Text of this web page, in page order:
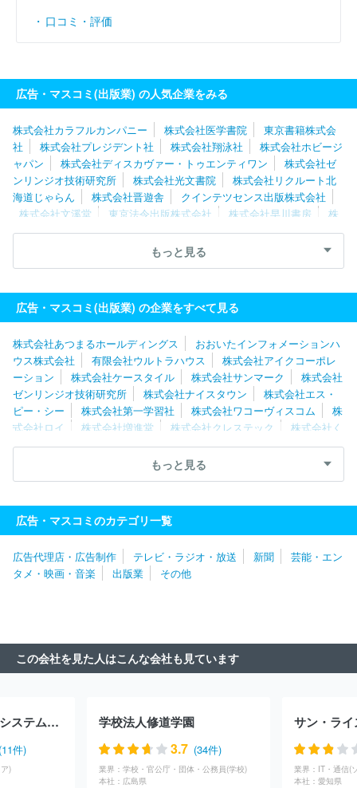
口コミ・評価
広告・マスコミ(出版業) の人気企業をみる
株式会社カラフルカンパニー 株式会社医学書院
東京書籍株式会
社
株式会社プレジデント社 株式会社翔泳社
株式会社ホビージ
ャパン
株式会社ディスカヴァー・トゥエンティワン
株式会社ゼ
ンリンジオ技術研究所
株式会社光文書院
株式会社リクルート北
海道じゃらん
株式会社晋遊舎
クインテツセンス出版株式会社
株式会社文溪堂
東京法令出版株式会社 株式会社早川書房
株
式会社増進堂
株式会社エス・ピー・シー
ＭＢＫ Ｗｅｌｌｎｅ
有限会社ウルトラハウス
株式会社アイクコーポレ
ーション
会社じほう
株式会社日本入試センター 株式会社くもん出版
株
式会社扶桑社
株式会社ぎょうせい
もっと見る
広告・マスコミ(出版業) の企業をすべて見る
株式会社あつまるホールディングス
おおいたインフォメーションハ
ウス株式会社
有限会社ウルトラハウス
株式会社アイクコーポレ
ーション
株式会社ケースタイル 株式会社サンマーク
株式会社
ゼンリンジオ技術研究所
株式会社ナイスタウン
株式会社エス・
ピー・シー
株式会社第一学習社 株式会社ワコーヴィスコム
株
式会社ロイ
株式会社増進堂 株式会社クレステック
株式会社く
もん出版
数研出版株式会社 株式会社カラフルカンパニー
東京
株式会社ジェイオフィス
株式会社くふうしず
おか
ぱど
株式会社カレンテックス
株式会社リクルート北海道じゃら
ん
クインテツセンス出版株式会社
ＳＳ
株式会社造形社 株式会社文芸社
明治図書出版株式会社
株式会社ＳＨＩ
株式会社講談社
スティーニ・ジャパン
株式会社緑書房
株式会社プレジデント社
株式会社サイファ
株式会社タウンニュース社
店
株式会社コロナ社 共立出版株式会社
株式会社マガジンハウ
ンセント
株式会社ディスカヴァー・トゥエンティワン
エルゼビ
ア・ジャパン株式会社
スターツ出版株式会社
株式会社晋遊舎
株式会社生活の友社 株式会社枻出版社
株式会社白泉
もっと見る
広告・マスコミのカテゴリ一覧
広告代理店・広告制作 テレビ・ラジオ・放送 新聞
芸能・エン
タメ・映画・音楽
出版業 その他
この会社を見た人はこんな会社も見ています
株式会社ヤマタネシステムソリューションズ
件)
)
学校法人修道学園
3.7 (34件)
業界： 学校・官公庁・団体・公務員(学校)
本社： 広島県
業界： IT・通信(
本社： 愛知県